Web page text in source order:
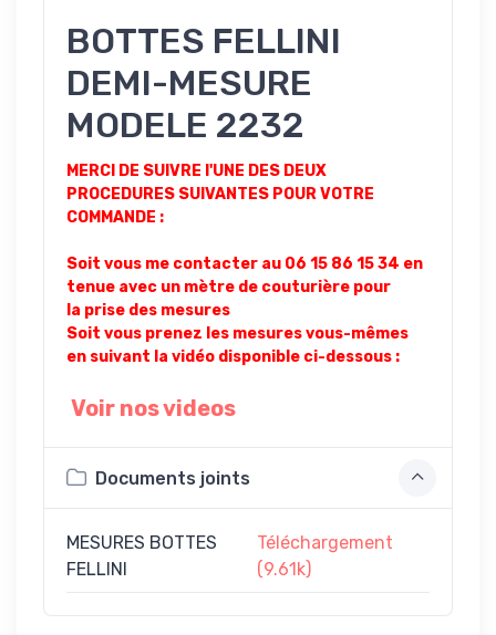
BOTTES FELLINI
DEMI-MESURE
MODELE 2232
MERCI DE SUIVRE l'UNE DES DEUX
PROCEDURES SUIVANTES POUR VOTRE
COMMANDE :
Soit vous me contacter au 06 15 86 15 34 en
tenue avec un mètre de couturière pour
la prise des mesures
Soit vous prenez les mesures vous-mêmes
en suivant la vidéo disponible ci-dessous :
Voir nos videos
Documents joints
MESURES BOTTES
FELLINI
Téléchargement
(9.61k)